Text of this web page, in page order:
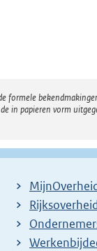
formele
in papieren vorm
E
x
t
E
x
E